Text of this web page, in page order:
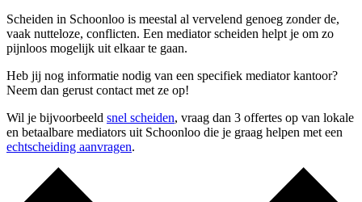
Scheiden in Schoonloo is meestal al vervelend genoeg zonder de,
vaak nutteloze, conflicten. Een mediator scheiden helpt je om zo
pijnloos mogelijk uit elkaar te gaan.
Heb jij nog informatie nodig van een specifiek mediator kantoor?
Neem dan gerust contact met ze op!
Wil je bijvoorbeeld snel scheiden, vraag dan 3 offertes op van lokale
en betaalbare mediators uit Schoonloo die je graag helpen met een
echtscheiding aanvragen.